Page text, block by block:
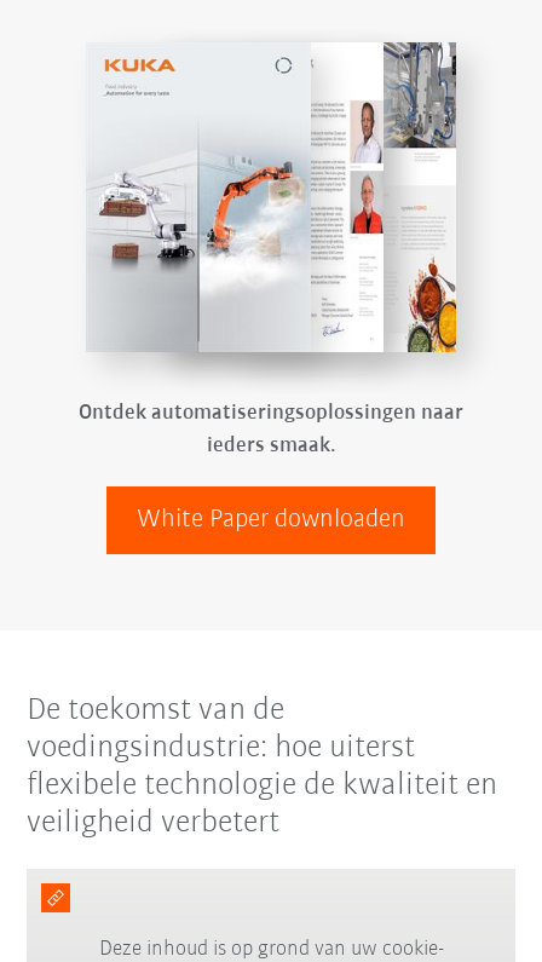
Ontdek automatiseringsoplossingen naar
ieders smaak.
White Paper downloaden
De toekomst van de
voedingsindustrie: hoe uiterst
flexibele technologie de kwaliteit en
veiligheid verbetert
Deze inhoud is op grond van uw cookie-